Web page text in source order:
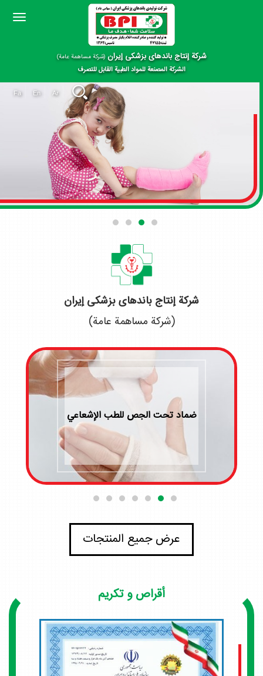
شرکة إنتاج باندهای بزشکی إیران(شركة مساهمة عامة)
الشركة المصنعة للمواد الطبية القابل للتصرف
Fa En Ar
شرکة إنتاج باندهای بزشکی إیران
(شركة مساهمة عامة)
ضماد تحت الجص للطب الإشعاعي
عرض جميع المنتجات
أقراص و تكريم